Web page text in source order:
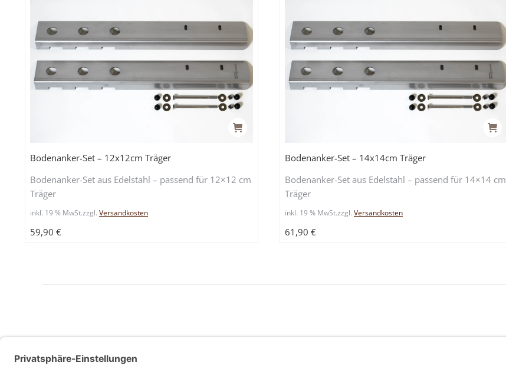
Bodenanker-Set – 12x12cm Träger
59,90 €
Bodenanker-Set aus Edelstahl – passend für 12×12 cm
Träger
inkl. 19 % MwSt.zzgl. Versandkosten
Bodenanker-Set – 14x14cm Träger
61,90 €
Bodenanker-Set aus Edelstahl – passend für 14×14 cm
Träger
inkl. 19 % MwSt.zzgl. Versandkosten